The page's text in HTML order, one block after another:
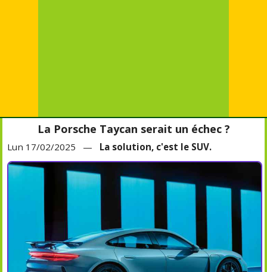
La Porsche Taycan serait un échec ?
Lun 17/02/2025 — La solution, c'est le SUV.